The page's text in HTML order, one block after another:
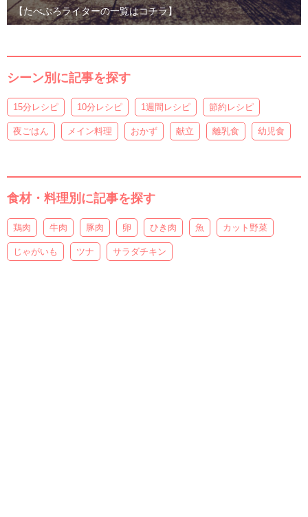
【たべぷろライターの一覧はコチラ】
シーン別に記事を探す
15分レシピ 10分レシピ 1週間レシピ 節約レシピ
夜ごはん メイン料理 おかず 献立 離乳食 幼児食
食材・料理別に記事を探す
鶏肉 牛肉 豚肉 卵 ひき肉 魚 カット野菜
じゃがいも ツナ サラダチキン